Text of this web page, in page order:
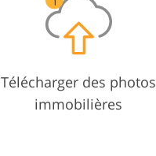
Télécharger des photos
immobilières